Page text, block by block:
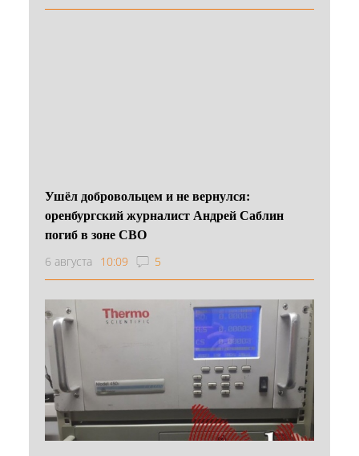
Ушёл добровольцем и не вернулся:
оренбургский журналист Андрей Саблин
погиб в зоне СВО
6 августа 10:09 5